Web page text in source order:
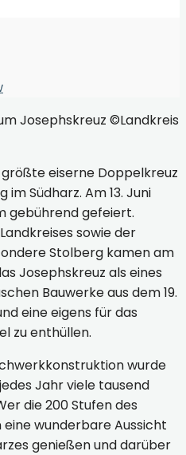
eiserne Doppelkreuz
Südharz. Am 13. Juni
gebührend gefeiert.
sowie der
Stolberg kamen am
Josephskreuz als eines
Bauwerke aus dem 19.
eine eigens für das
zu enthüllen.
wurde
Jahr viele tausend
die 200 Stufen des
wunderbare Aussicht
genießen und darüber